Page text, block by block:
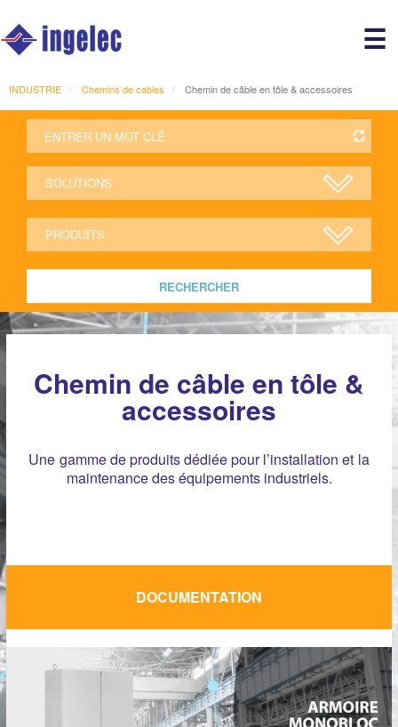
☰
INDUSTRIE Chemins de cables Chemin de câble en tôle & accessoires
RECHERCHER
Chemin de câble en tôle &
accessoires
Une gamme de produits dédiée pour l’installation et la
maintenance des équipements industriels.
DOCUMENTATION